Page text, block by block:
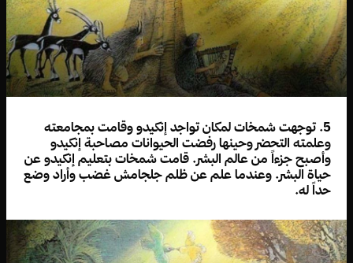
5. توجهت شمخات لمكان تواجد إنكيدو وقامت بمجامعته
وعلمته التحضر وحينها رفضت الحيوانات مصاحبة إنكيدو
وأصبح جزءاً من عالم البشر. قامت شمخات بتعليم إنكيدو عن
حياة البشر. وعندما علم عن ظلم جلجامش غضب وأراد وضع
حداً له.